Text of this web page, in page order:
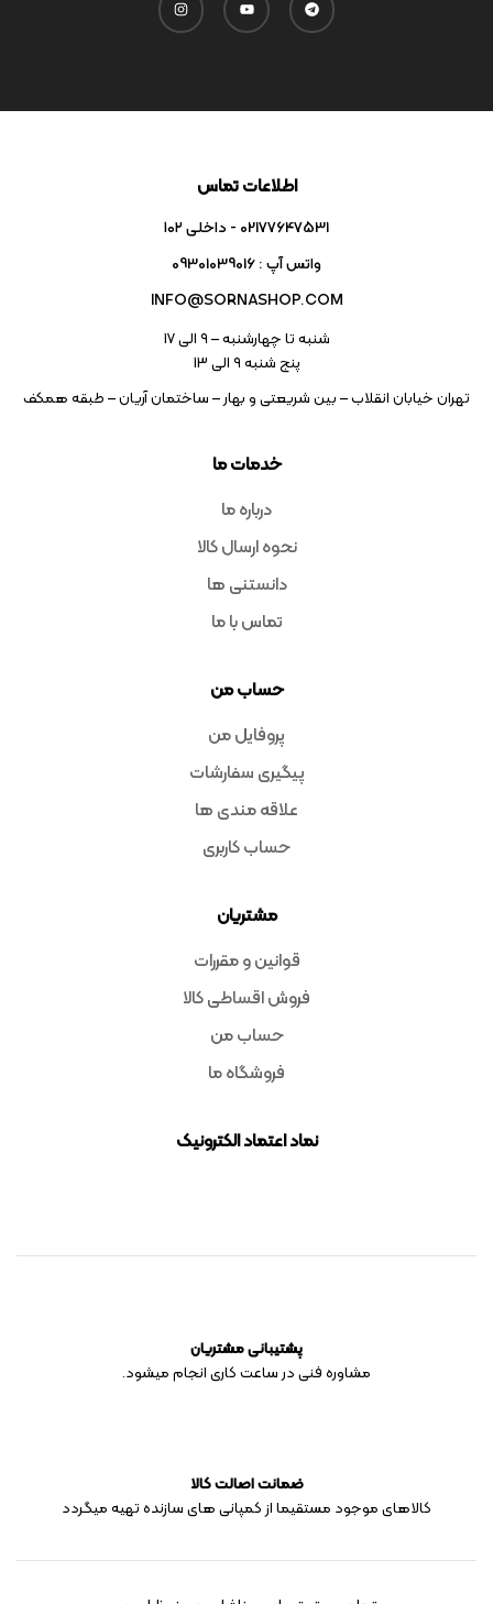
خدمات ما
درباره ما
نحوه ارسال کالا
دانستنی ها
تماس با ما
حساب من
پروفایل من
پیگیری سفارشات
علاقه مندی ها
حساب کاربری
مشتریان
قوانین و مقررات
فروش اقساطی کالا
حساب من
فروشگاه ما
نماد اعتماد الکترونیک
اطلاعات تماس
02177647531 - داخلی ۱۰۲
واتس آپ : 09301039016
INFO@SORNASHOP.COM
شنبه تا چهارشنبه – ۹ الی 17
پنج شنبه ۹ الی 13
تهران خیابان انقلاب – بین شریعتی و بهار – ساختمان آریان – طبقه همکف
پشتیبانی مشتریان
مشاوره فنی در ساعت کاری انجام میشود.
ضمانت اصالت کالا
کالاهای موجود مستقیما از کمپانی های سازنده تهیه میگردد